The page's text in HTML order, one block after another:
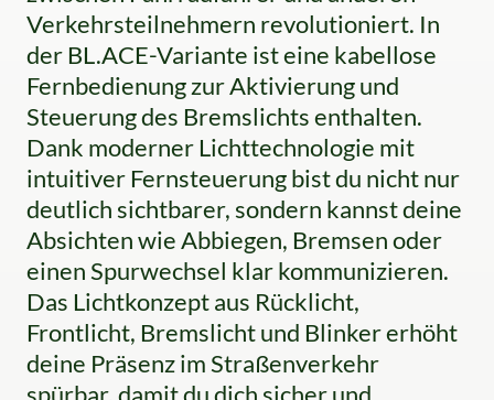
Verkehrsteilnehmern revolutioniert. In
der BL.ACE-Variante ist eine kabellose
Fernbedienung zur Aktivierung und
Steuerung des Bremslichts enthalten.
Dank moderner Lichttechnologie mit
intuitiver Fernsteuerung bist du nicht nur
deutlich sichtbarer, sondern kannst deine
Absichten wie Abbiegen, Bremsen oder
einen Spurwechsel klar kommunizieren.
Das Lichtkonzept aus Rücklicht,
Frontlicht, Bremslicht und Blinker erhöht
deine Präsenz im Straßenverkehr
spürbar, damit du dich sicher und